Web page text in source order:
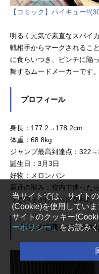
【コミック】ハイキュー
明るく元気で素直なスパイ
戦相手からマークされるこ
に食らいつき、ピンチに陥
舞するムードメーカーです。
プロフィール
身長：177.2→178.2cm
体重：68.8kg
ジャンプ最高到達点：
誕生日：3月3日
好物：メロンパン
最近の悩み：校内で迷った
うと声をかけたら泣かれた
アニメで演じているの
当サイトでは、サイト
(Cookie)を使用していま
サイトのクッキー
ーポリシー」 をお読み